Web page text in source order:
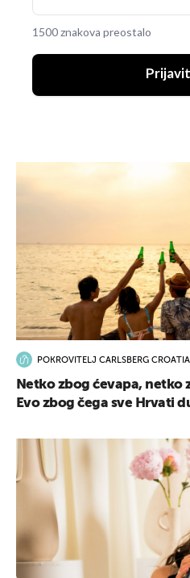
1500 znakova preostalo
POKROVITELJ CARLSBERG CROATIA
Netko zbog ćevapa, netko
Evo zbog čega sve Hrvati